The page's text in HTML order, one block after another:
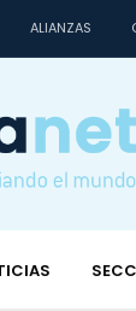
ALIANZAS